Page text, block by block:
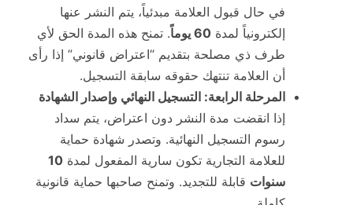
في حال قبول العلامة مبدئياً، يتم النشر عنها
إلكترونياً لمدة 60 يوماً
. تمنح هذه المدة الحق لأي
طرف ذي مصلحة بتقديم “اعتراض قانوني” إذا رأى
أن العلامة تنتهك حقوقه سابقة التسجيل.
المرحلة الرابعة: التسجيل النهائي وإصدار الشهادة
إذا انقضت مدة النشر دون اعتراض، يتم سداد
رسوم التسجيل النهائية. وتصدر شهادة حماية
للعلامة التجارية تكون سارية المفعول لمدة 10
سنوات قابلة للتجديد. وتمنح صاحبها حماية قانونية